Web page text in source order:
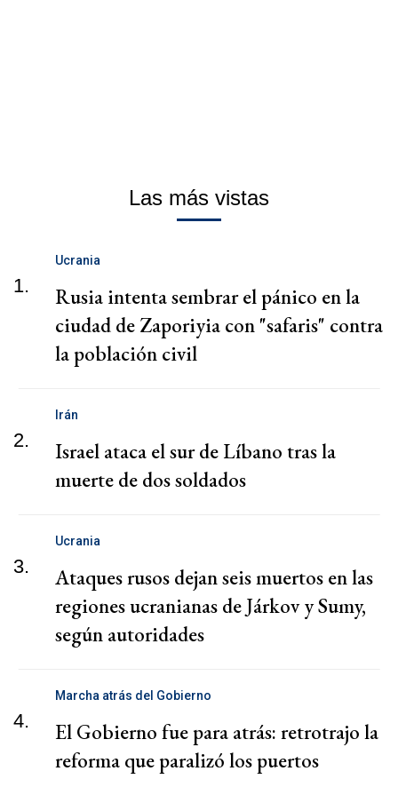
Las más vistas
1.
Ucrania
Rusia intenta sembrar el pánico en la
ciudad de Zaporiyia con "safaris" contra
la población civil
2.
Irán
Israel ataca el sur de Líbano tras la
muerte de dos soldados
3.
Ucrania
Ataques rusos dejan seis muertos en las
regiones ucranianas de Járkov y Sumy,
según autoridades
4.
Marcha atrás del Gobierno
El Gobierno fue para atrás: retrotrajo la
reforma que paralizó los puertos